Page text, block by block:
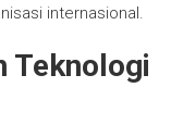
internasional.
Teknologi